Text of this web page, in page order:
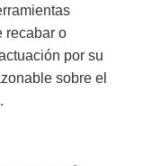
recabar o
por su
sobre el